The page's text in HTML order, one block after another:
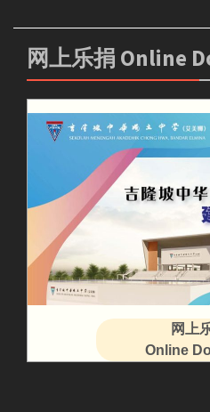
网上乐捐 Online
网上
Online